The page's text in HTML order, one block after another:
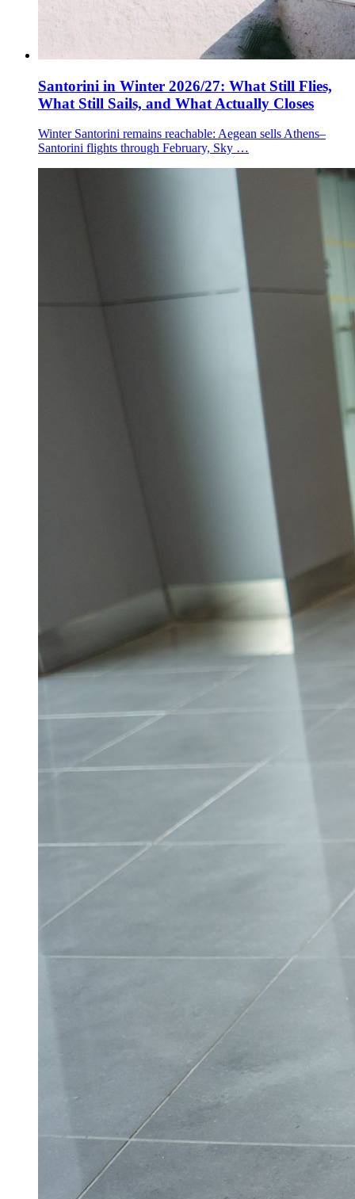
Santorini in Winter 2026/27: What Still Flies,
What Still Sails, and What Actually Closes
Winter Santorini remains reachable: Aegean sells Athens–
Santorini flights through February, Sky …